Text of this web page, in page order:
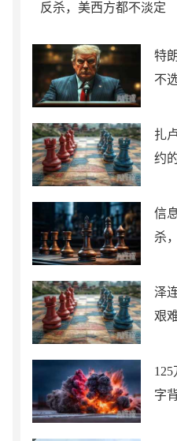
反杀，美西方都不淡定
特
不
扎
约
信
杀
泽
艰
字